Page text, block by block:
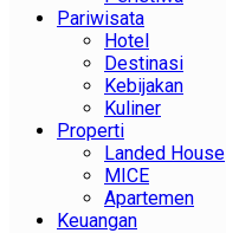
Pariwisata
Hotel
Destinasi
Kebijakan
Kuliner
Properti
Landed House
MICE
Apartemen
Keuangan